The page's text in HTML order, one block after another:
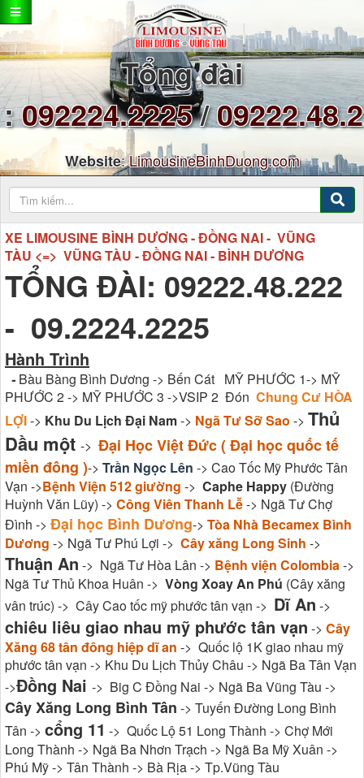
Tổng đài
:092224.2225/
Website:LimousineBinhDuong.com
XE LIMOUSINE BÌNH DƯƠNG - ĐỒNG NAI - VŨNG
TÀU <=> VŨNG TÀU - ĐỒNG NAI - BÌNH DƯƠNG
TỔNG ĐÀI: 09222.48.222
- 09.2224.2225
Hành Trình
-Bàu Bàng Bình Dương -> Bến Cát MỸ PHƯỚC 1-> MỸ
PHƯỚC 2 -> MỸ PHƯỚC 3 ->VSIP 2 Đón Chung Cư HÒA
LỢI-> Khu Du Lịch Đại Nam-> Ngã Tư Sỡ Sao -> Thủ
Dầu một -> Đại Học Việt Đức ( Đại học quốc tế
miền đông )-> Trần Ngọc Lên -> Cao Tốc Mỹ Phước Tân
Vạn ->Bệnh Viện 512 giường -> Caphe Happy (Đường
Huỳnh Văn Lũy) -> Công Viên Thanh Lễ-> Ngã Tư Chợ
Đình -> Đại học Bình Dương-> Tòa Nhà Becamex Bình
Dương -> Ngã Tư Phú Lợi -> Cây xăng Long Sinh ->
Thuận An -> Ngã Tư Hòa Lân -> Bệnh viện Colombia->
Ngã Tư Thủ Khoa Huân -> Vòng Xoay An Phú (Cây xăng
vân trúc) -> Cây Cao tốc mỹ phước tân vạn -> Dĩ An ->
chiêu liêu giao nhau mỹ phước tân vạn -> Cây
Xăng 68 tân đông hiệp dĩ an -> Quốc lộ 1K giao nhau mỹ
phước tân vạn -> Khu Du Lịch Thủy Châu -> Ngã Ba Tân Vạn
->Đồng Nai -> Big C Đồng Nai -> Ngã Ba Vũng Tàu ->
Cây Xăng Long Bình Tân -> Tuyến Đường Long Bình
Tân -> cổng 11 -> Quốc Lộ 51 Long Thành -> Chợ Mới
Long Thành -> Ngã Ba Nhơn Trạch -> Ngã Ba Mỹ Xuân ->
Phú Mỹ -> Tân Thành -> Bà Rịa -> Tp.Vũng Tàu